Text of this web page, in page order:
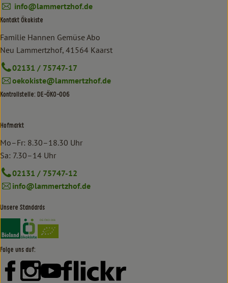
info@lammertzhof.de
Kontakt Ökokiste
Familie Hannen Gemüse Abo
Neu Lammertzhof, 41564 Kaarst
02131 / 75747-17
oekokiste@lammertzhof.de
Kontrollstelle: DE-ÖKO-006
Hofmarkt
Mo–Fr: 8.30–18.30 Uhr
Sa: 7.30–14 Uhr
02131 / 75747-12
info@lammertzhof.de
Unsere Standards
Externer Link zu https://www.bioland.de/verbraucher
Externer Link zu https://www.oekokiste.de/
Folge uns auf:
Externer Link zu https://www.facebook.com/lammertzhof/
Externer Link zu https://www.instagram.com/
Externer Link zu https://www.youtube.com/
Externer Link zu https://